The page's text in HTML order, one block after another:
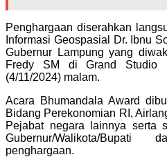
Penghargaan diserahkan
Informasi Geospasial Dr. Ibnu
Gubernur Lampung yang
Fredy SM di Grand Studio
(4/11/2024) malam.
Acara Bhumandala Award
Bidang Perekonomian RI,
Pejabat negara lainnya serta
Gubernur/Walikota/
penghargaan.